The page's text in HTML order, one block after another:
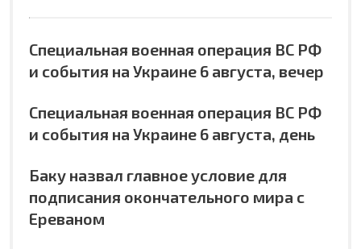
Специальная военная операция ВС РФ
и события на Украине 6 августа, вечер
Специальная военная операция ВС РФ
и события на Украине 6 августа, день
Баку назвал главное условие для
подписания окончательного мира с
Ереваном